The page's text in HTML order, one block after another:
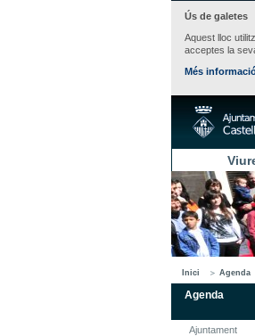
Ús de galetes
Aquest lloc
acceptes la
Més
Inici Agenda
Agenda
Ajuntament